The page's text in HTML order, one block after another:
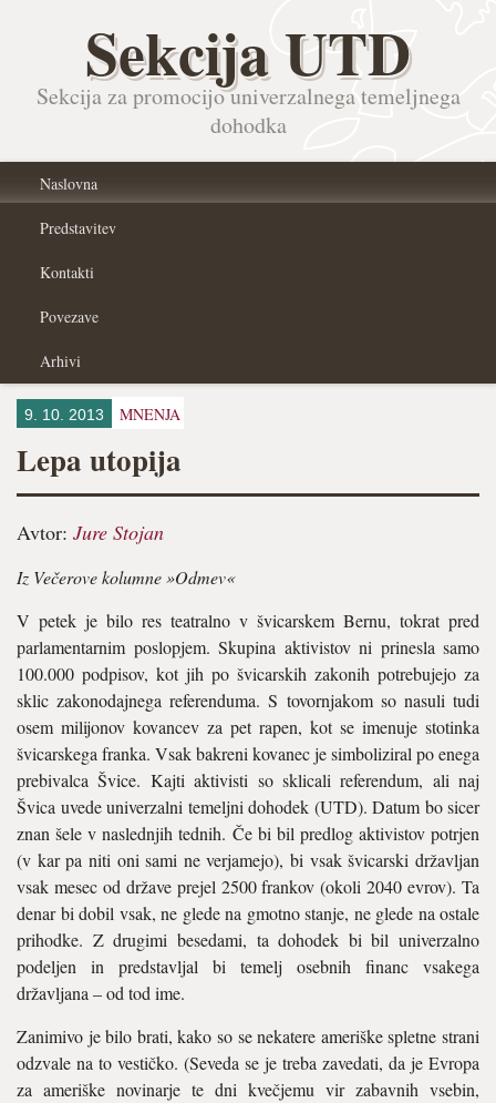
Sekcija UTD
Sekcija za promocijo univerzalnega temeljnega
dohodka
Naslovna
Predstavitev
Kontakti
Povezave
Arhivi
9. 10. 2013 MNENJA
Lepa utopija
Avtor: Jure Stojan
Iz Večerove kolumne »Odmev«
V petek je bilo res teatralno v švicarskem Bernu, tokrat pred
parlamentarnim poslopjem. Skupina aktivistov ni prinesla samo
100.000 podpisov, kot jih po švicarskih zakonih potrebujejo za
sklic zakonodajnega referenduma. S tovornjakom so nasuli tudi
osem milijonov kovancev za pet rapen, kot se imenuje stotinka
švicarskega franka. Vsak bakreni kovanec je simboliziral po enega
prebivalca Švice. Kajti aktivisti so sklicali referendum, ali naj
Švica uvede univerzalni temeljni dohodek (UTD). Datum bo sicer
znan šele v naslednjih tednih. Če bi bil predlog aktivistov potrjen
(v kar pa niti oni sami ne verjamejo), bi vsak švicarski državljan
vsak mesec od države prejel 2500 frankov (okoli 2040 evrov). Ta
denar bi dobil vsak, ne glede na gmotno stanje, ne glede na ostale
prihodke. Z drugimi besedami, ta dohodek bi bil univerzalno
podeljen in predstavljal bi temelj osebnih financ vsakega
državljana – od tod ime.
Zanimivo je bilo brati, kako so se nekatere ameriške spletne strani
odzvale na to vestičko. (Seveda se je treba zavedati, da je Evropa
za ameriške novinarje te dni kvečjemu vir zabavnih vsebin,